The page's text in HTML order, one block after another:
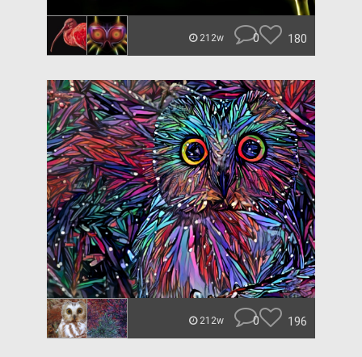
212w 0 180
212w 0 196